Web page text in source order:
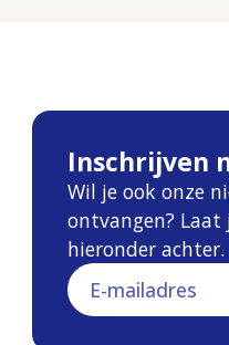
Inschrijven
Wil je ook onze
ontvangen? Laat
hieronder achter.
E-mailadres